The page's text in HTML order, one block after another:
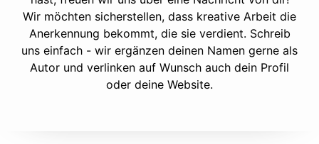
Wir möchten sicherstellen, dass kreative Arbeit die
Anerkennung bekommt, die sie verdient. Schreib
uns einfach - wir ergänzen deinen Namen gerne als
Autor und verlinken auf Wunsch auch dein Profil
oder deine Website.